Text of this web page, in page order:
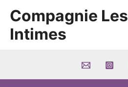
Compagnie Les
Intimes